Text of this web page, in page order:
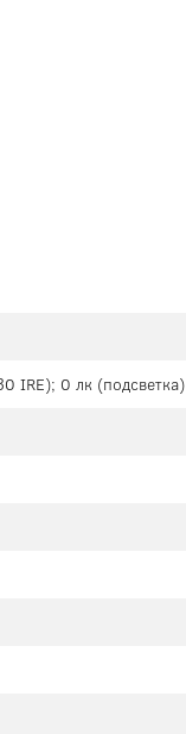
IRE); 0 лк (подсветка)